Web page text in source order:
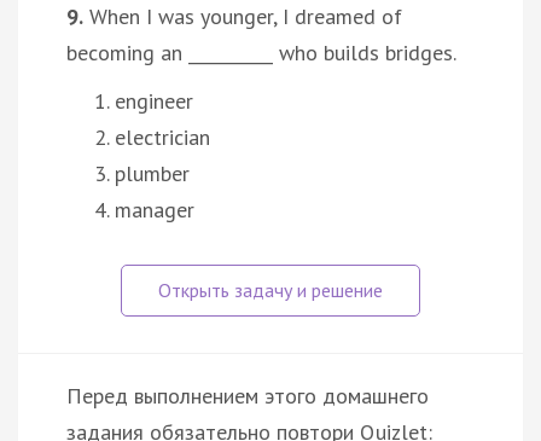
9. When I was younger, I dreamed of
becoming an __________ who builds bridges.
engineer
electrician
plumber
manager
Перед выполнением этого домашнего
задания обязательно повтори Quizlet: